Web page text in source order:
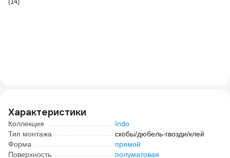
Характеристики
Коллекция
Indo
Тип монтажа
скобы/дюбель-гвозди/клей
Форма
прямой
Поверхность
полуматовая